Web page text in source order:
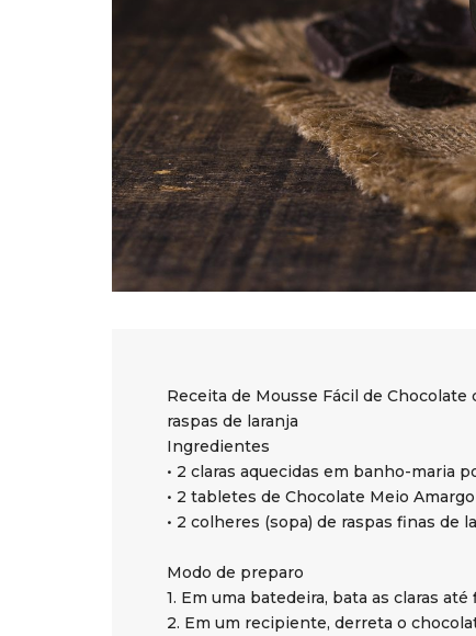
Receita de Mousse Fácil de
raspas de laranja
Ingredientes
• 2 claras aquecidas em banho-maria
• 2 tabletes de Chocolate Meio Amargo
• 2 colheres (sopa) de raspas finas de
Modo de preparo
1. Em uma batedeira, bata as claras
2. Em um recipiente, derreta o